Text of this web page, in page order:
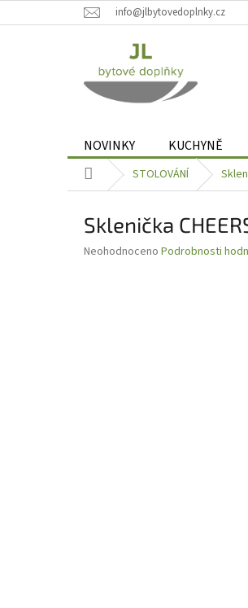
na
info@jlbytovedoplnky.cz
NOVINKY KUCHYNĚ
Domů STOLOVÁNÍ
Sklenička
Průměrné
Neohodnoceno Podrobnosti